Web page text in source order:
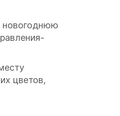
новогоднюю
цветов,